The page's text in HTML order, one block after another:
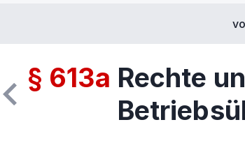
§ 613a Rechte